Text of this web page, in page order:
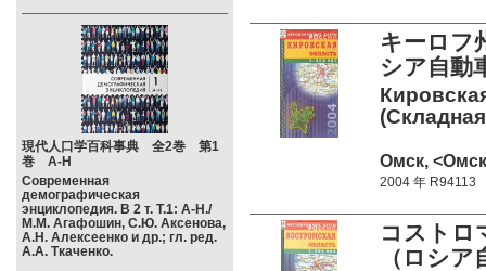
現代人口学百科事典 全2巻 第1
巻 А-Н
Современная
демографическая
энциклопедия. В 2 т. Т.1: А-Н./
М.М. Агафошин, С.Ю. Аксенова,
А.Н. Алексеенко и др.; гл. ред.
А.А. Ткаченко.
キーロフ
シア自動
Омск,
2004 年 R94113
コスト
（ロシ